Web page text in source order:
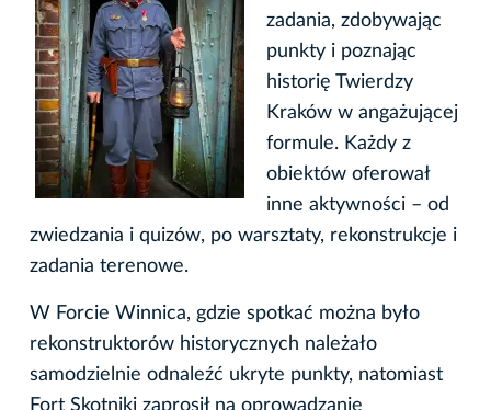
zadania, zdobywając
punkty i poznając
historię Twierdzy
Kraków w angażującej
formule. Każdy z
obiektów oferował
inne aktywności – od
zwiedzania i quizów, po warsztaty, rekonstrukcje i
zadania terenowe.
W Forcie Winnica, gdzie spotkać można było
rekonstruktorów historycznych należało
samodzielnie odnaleźć ukryte punkty, natomiast
Fort Skotniki zaprosił na oprowadzanie